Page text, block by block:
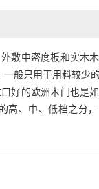
敷中密度板和实木
一般只用于用料较少
好的欧洲木门也是
高、中、低档之分